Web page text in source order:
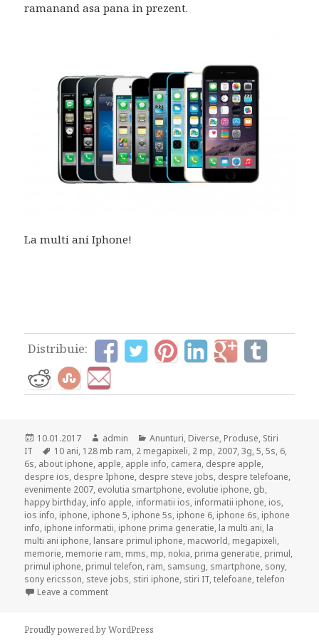
ramanand asa pana in prezent.
La multi ani Iphone!
Distribuie:
Posted
on
10.01.2017 Author
admin Categories
Anunturi, Diverse, Produse, Stiri
IT
Tags
10 ani, 128 mb ram, 2 megapixeli, 2 mp, 2007,3g,5,5s, 6,
6s, about iphone, apple, apple info, camera, despre apple,
despre ios, despre Iphone, despre steve jobs, despre telefoane,
evenimente 2007, evolutia smartphone, evolutie iphone, gb,
happy birthday, info apple, informatii ios, informatii iphone, ios,
ios info, iphone, iphone 5, iphone 5s, iphone 6, iphone 6s, iphone
info, iphone informatii, iphone prima generatie, la multi ani, la
multi ani iphone, lansare primul iphone, macworld, megapixeli,
memorie, memorie ram, mms, mp, nokia, prima generatie, primul,
primul iphone, primul telefon, ram, samsung, smartphone, sony,
sony ericsson, steve jobs, stiri iphone, stiri IT,telefoane,telefon
Leave a commenton 10 ani de existenta pentru Iphone!
Proudly powered by WordPress